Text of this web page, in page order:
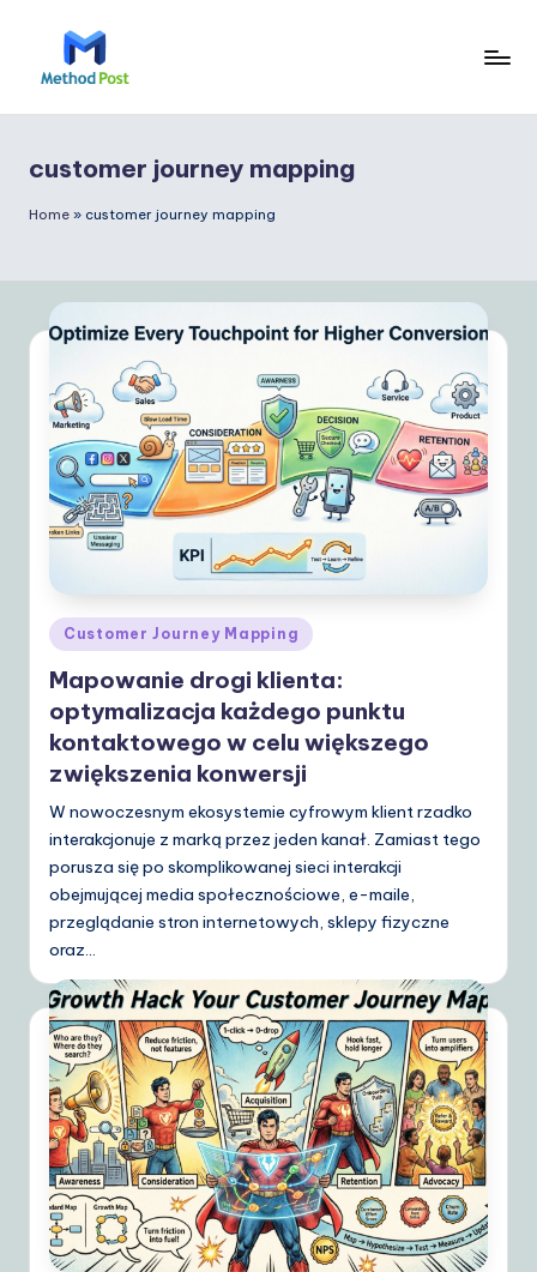
t
h
d
P
o
s
t
P
o
li
s
h
|
Y
o
u
r
D
ai
ly
G
ui
d
e
t
o
A
customer journey mapping
Home » customer journey mapping
Posted
in
Customer Journey Mapping
Mapowanie drogi klienta:
optymalizacja każdego punktu
kontaktowego w celu większego
zwiększenia konwersji
W nowoczesnym ekosystemie cyfrowym klient rzadko
interakcjonuje z marką przez jeden kanał. Zamiast tego
porusza się po skomplikowanej sieci interakcji
obejmującej media społecznościowe, e-maile,
przeglądanie stron internetowych, sklepy fizyczne
oraz…